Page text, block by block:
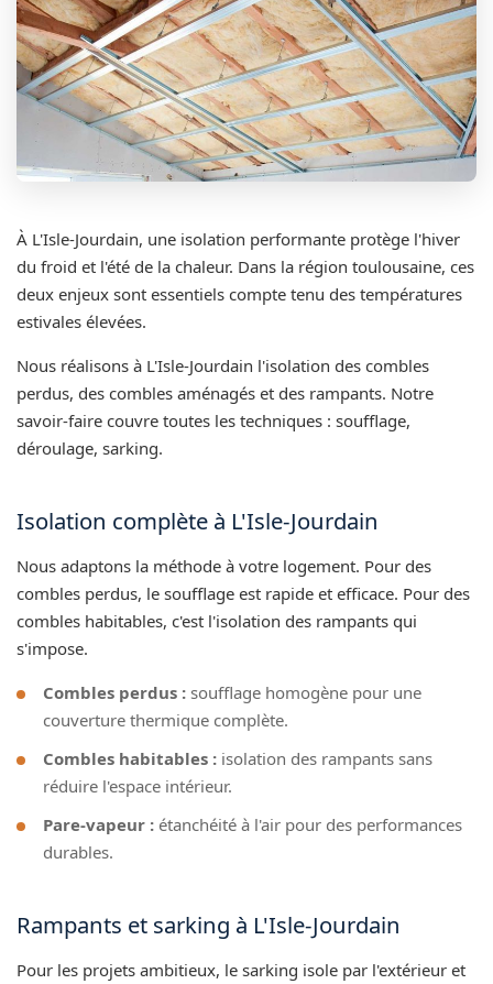
À L'Isle-Jourdain, une isolation performante protège l'hiver
du froid et l'été de la chaleur. Dans la région toulousaine, ces
deux enjeux sont essentiels compte tenu des températures
estivales élevées.
Nous réalisons à L'Isle-Jourdain l'isolation des combles
perdus, des combles aménagés et des rampants. Notre
savoir-faire couvre toutes les techniques : soufflage,
déroulage, sarking.
Isolation complète à L'Isle-Jourdain
Nous adaptons la méthode à votre logement. Pour des
combles perdus, le soufflage est rapide et efficace. Pour des
combles habitables, c'est l'isolation des rampants qui
s'impose.
Combles perdus : soufflage homogène pour une
couverture thermique complète.
Combles habitables : isolation des rampants sans
réduire l'espace intérieur.
Pare-vapeur : étanchéité à l'air pour des performances
durables.
Rampants et sarking à L'Isle-Jourdain
Pour les projets ambitieux, le sarking isole par l'extérieur et